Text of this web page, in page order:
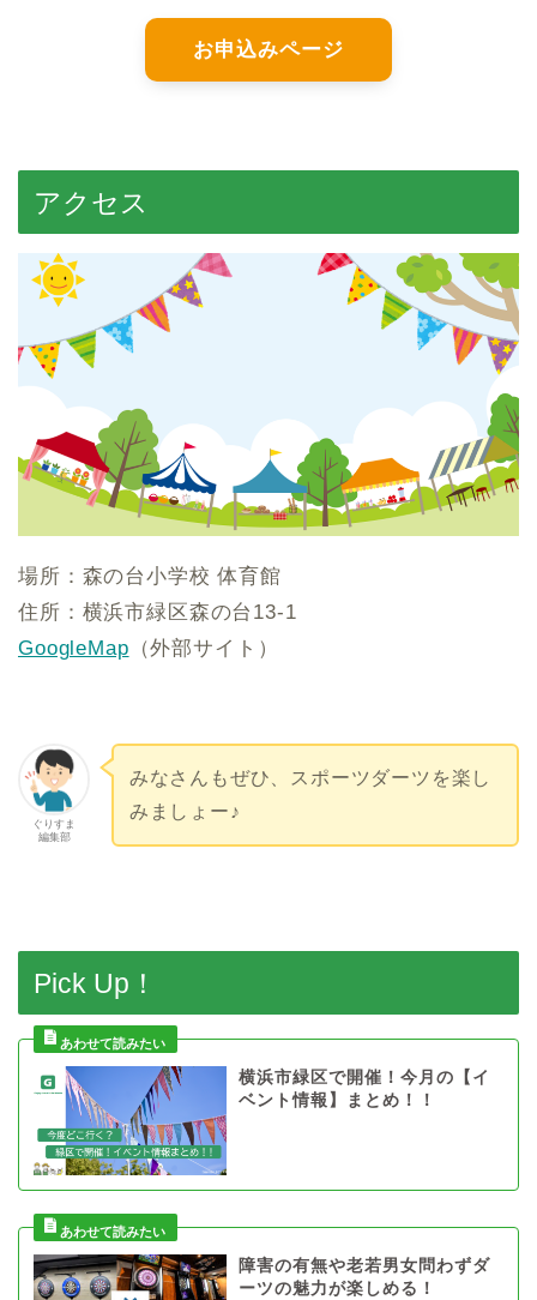
お申込みページ
アクセス
場所：森の台小学校 体育館
住所：横浜市緑区森の台13-1
GoogleMap （外部サイト）
ぐりすま
編集部
みなさんもぜひ、スポーツダーツを楽し
みましょー♪
Pick Up！
横浜市緑区で開催！今月の【イ
ベント情報】まとめ！！
障害の有無や老若男女問わずダ
ーツの魅力が楽しめる！